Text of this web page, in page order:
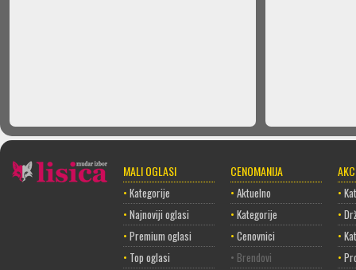
MALI OGLASI
• Kategorije
• Najnoviji oglasi
• Premium oglasi
• Top oglasi
CENOMANIJA
• Aktuelno
• Kategorije
• Cenovnici
• Brendovi
•
•
•
•